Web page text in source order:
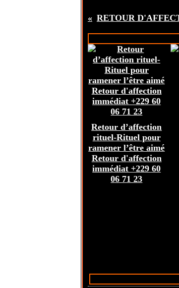
Retour d’affection
rituel-Rituel pour
ramener l’être aimé
Retour d'affection
immédiat +229 60
06 71 23